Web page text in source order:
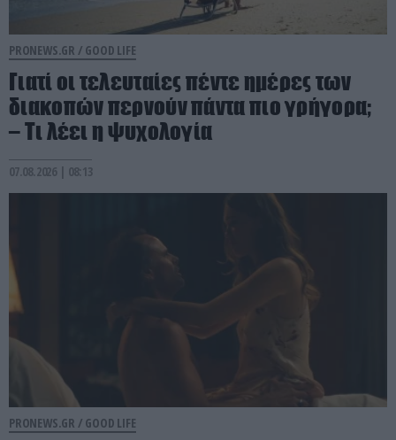
PRONEWS.GR / GOOD LIFE
Γιατί οι τελευταίες πέντε ημέρες των
διακοπών περνούν πάντα πιο γρήγορα;
– Τι λέει η ψυχολογία
07.08.2026 | 08:13
PRONEWS.GR / GOOD LIFE